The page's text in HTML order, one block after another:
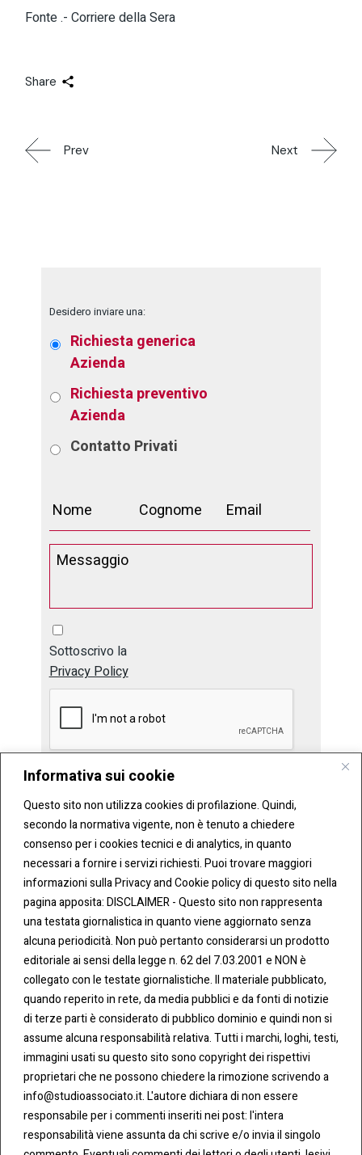
Informativa sui cookie
Questo sito non utilizza cookies di profilazione. Quindi,
secondo la normativa vigente, non è tenuto a chiedere
consenso per i cookies tecnici e di analytics, in quanto
necessari a fornire i servizi richiesti. Puoi trovare maggiori
informazioni sulla Privacy and Cookie policy di questo sito nella
pagina apposita: DISCLAIMER - Questo sito non rappresenta
una testata giornalistica in quanto viene aggiornato senza
alcuna periodicità. Non può pertanto considerarsi un prodotto
editoriale ai sensi della legge n. 62 del 7.03.2001 e NON è
collegato con le testate giornalistiche. Il materiale pubblicato,
quando reperito in rete, da media pubblici e da fonti di notizie
di terze parti è considerato di pubblico dominio e quindi non si
assume alcuna responsabilità relativa. Tutti i marchi, loghi, testi,
immagini usati su questo sito sono copyright dei rispettivi
proprietari che ne possono chiedere la rimozione scrivendo a
info@studioassociato.it. L'autore dichiara di non essere
responsabile per i commenti inseriti nei post: l'intera
responsabilità viene assunta da chi scrive e/o invia il singolo
Fonte .- Corriere della Sera
Share
Prev Next
Desidero inviare una:
Richiesta generica
Azienda
Richiesta preventivo
Azienda
Contatto Privati
Sottoscrivo la
Privacy Policy
CONT
ATTI
Tel:
0283438.482
Fax:
0283438.483
mail:
info@studioassociato.it
Via
COO
KIE &
PRIV
ACY
Cookie
Policy
Privacy
Policy